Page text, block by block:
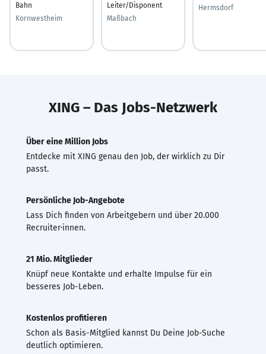
Bahn
Kornwestheim
Leiter/Disponent
Maßbach
Hermsdorf
XING – Das Jobs-Netzwerk
Über eine Million Jobs
Entdecke mit XING genau den Job, der wirklich zu Dir
passt.
Persönliche Job-Angebote
Lass Dich finden von Arbeitgebern und über 20.000
Recruiter·innen.
21 Mio. Mitglieder
Knüpf neue Kontakte und erhalte Impulse für ein
besseres Job-Leben.
Kostenlos profitieren
Schon als Basis-Mitglied kannst Du Deine Job-Suche
deutlich optimieren.